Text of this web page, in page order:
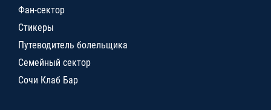
Фан-сектор
Стикеры
Путеводитель болельщика
Семейный сектор
Сочи Клаб Бар